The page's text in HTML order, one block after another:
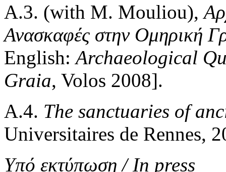
Α.3. (with M. Mouliou),
Ανασκαφές στην Ομηρική
English:Archaeological
Graia, Volos 2008].
A.4. The sanctuaries of
Universitaires de Rennes,
Υπό εκτύπωση / In press